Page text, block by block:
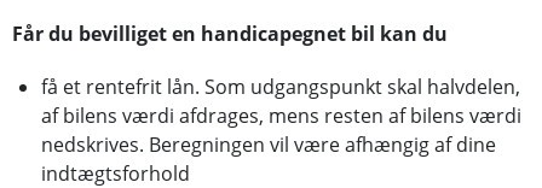
Får du bevilliget en handicapegnet bil kan du
få et rentefrit lån. Som udgangspunkt skal halvdelen,
af bilens værdi afdrages, mens resten af bilens værdi
nedskrives. Beregningen vil være afhængig af dine
indtægtsforhold